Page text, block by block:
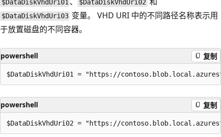
$DataDiskVhdUri01 $DataDiskVhdUri02
$DataDiskVhdUri03 变量。 VHD URI 中的不同路径名称表示用
于放置磁盘的不同容器。
powershell 复制
powershell 复制